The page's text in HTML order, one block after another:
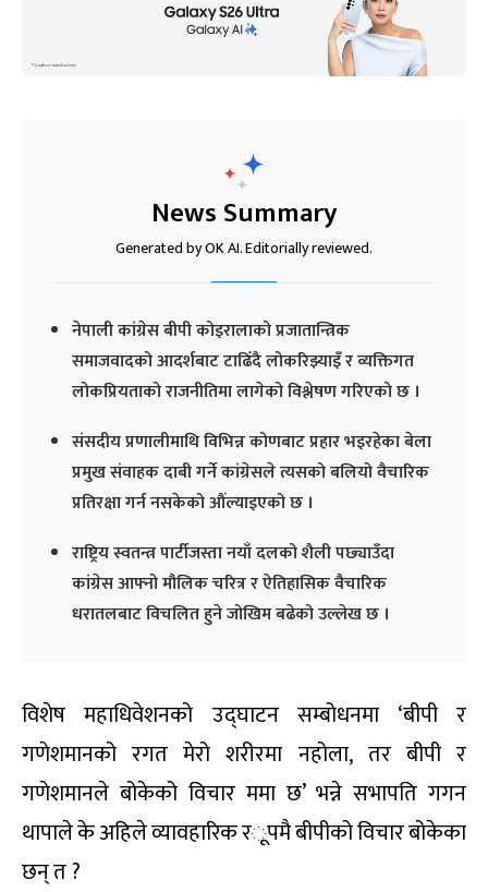
News Summary
Generated by OK AI. Editorially reviewed.
नेपाली कांग्रेस बीपी कोइरालाको प्रजातान्त्रिक
समाजवादको आदर्शबाट टाढिँदै लोकरिझ्याइँ र व्यक्तिगत
लोकप्रियताको राजनीतिमा लागेको विश्लेषण गरिएको छ ।
संसदीय प्रणालीमाथि विभिन्न कोणबाट प्रहार भइरहेका बेला
प्रमुख संवाहक दाबी गर्ने कांग्रेसले त्यसको बलियो वैचारिक
प्रतिरक्षा गर्न नसकेको औंल्याइएको छ ।
राष्ट्रिय स्वतन्त्र पार्टीजस्ता नयाँ दलको शैली पछ्याउँदा
कांग्रेस आफ्नो मौलिक चरित्र र ऐतिहासिक वैचारिक
धरातलबाट विचलित हुने जोखिम बढेको उल्लेख छ ।
विशेष महाधिवेशनको उद्घाटन सम्बोधनमा ‘बीपी र
गणेशमानको रगत मेरो शरीरमा नहोला, तर बीपीर
गणेशमानले बोकेको विचार ममा छ’ भन्ने सभापति गगन
थापाले के अहिले व्यावहारिक रूपमैबीपीको विचार बोकेका
छन् त?